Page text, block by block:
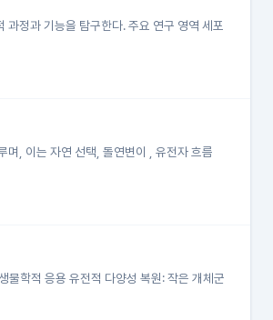
정과 기능을 탐구한다. 주요 연구 영역 세포
며, 이는 자연 선택, 돌연변이 , 유전자 흐름
물학적 응용 유전적 다양성 복원: 작은 개체군